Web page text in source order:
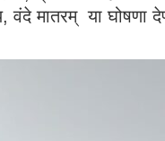
वंदे मातरम् या घोषणा